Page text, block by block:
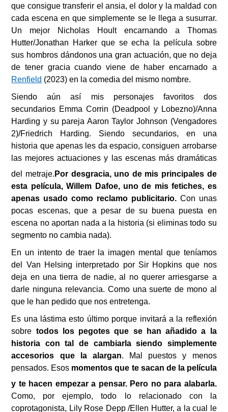
que consigue transferir el ansia, el dolor y la maldad con
cada escena en que simplemente se le llega a susurrar.
Un mejor Nicholas Hoult encarnando a Thomas
Hutter/Jonathan Harker que se echa la película sobre
sus hombros dándonos una gran actuación, que no deja
de tener gracia cuando viene de haber encarnado a
Renfield (2023) en la comedia del mismo nombre.
Siendo aún así mis personajes favoritos dos
secundarios Emma Corrin (Deadpool y Lobezno)/Anna
Harding y su pareja Aaron Taylor Johnson (Vengadores
2)/Friedrich Harding. Siendo secundarios, en una
historia que apenas les da espacio, consiguen arrobarse
las mejores actuaciones y las escenas más dramáticas
del metraje. Por desgracia, uno de mis principales de
esta película, Willem Dafoe, uno de mis fetiches, es
apenas usado como reclamo publicitario.Con unas
pocas escenas, que a pesar de su buena puesta en
escena no aportan nada a la historia (si eliminas todo su
segmento no cambia nada).
En un intento de traer la imagen mental que teníamos
del Van Helsing interpretado por Sir Hopkins que nos
deja en una tierra de nadie, al no querer arriesgarse a
darle ninguna relevancia. Como una suerte de mono al
que le han pedido que nos entretenga.
Es una lástima esto último porque invitará a la reflexión
sobre todos los pegotes que se han añadido a la
historia con tal de cambiarla siendo simplemente
accesorios que la alargan. Mal puestos y menos
pensados. Esos momentos que te sacan de la película
y te hacen empezar a pensar. Pero no para alabarla.
Como, por ejemplo, todo lo relacionado con la
coprotagonista, Lily Rose Depp /Ellen Hutter, a la cual le